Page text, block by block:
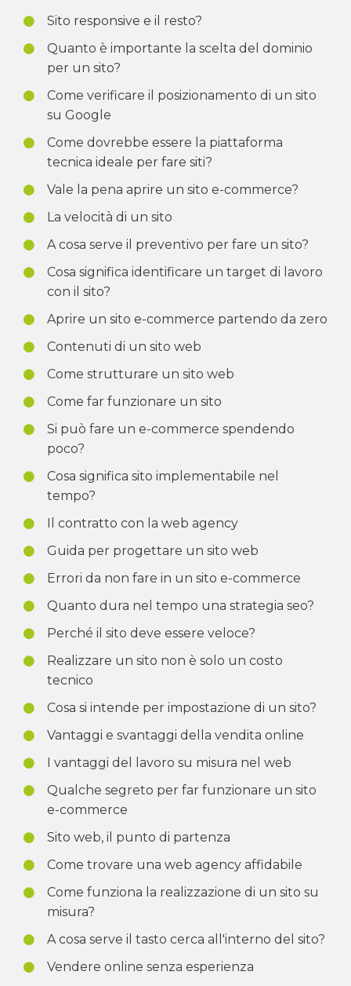
Sito responsive e il resto?
Quanto è importante la scelta del dominio
per un sito?
Come verificare il posizionamento di un sito
su Google
Come dovrebbe essere la piattaforma
tecnica ideale per fare siti?
Vale la pena aprire un sito e-commerce?
La velocità di un sito
A cosa serve il preventivo per fare un sito?
Cosa significa identificare un target di lavoro
con il sito?
Aprire un sito e-commerce partendo da zero
Contenuti di un sito web
Come strutturare un sito web
Come far funzionare un sito
Si può fare un e-commerce spendendo
poco?
Cosa significa sito implementabile nel
tempo?
Il contratto con la web agency
Guida per progettare un sito web
Errori da non fare in un sito e-commerce
Quanto dura nel tempo una strategia seo?
Perché il sito deve essere veloce?
Realizzare un sito non è solo un costo
tecnico
Cosa si intende per impostazione di un sito?
Vantaggi e svantaggi della vendita online
I vantaggi del lavoro su misura nel web
Qualche segreto per far funzionare un sito
e-commerce
Sito web, il punto di partenza
Come trovare una web agency affidabile
Come funziona la realizzazione di un sito su
misura?
A cosa serve il tasto cerca all'interno del sito?
Vendere online senza esperienza